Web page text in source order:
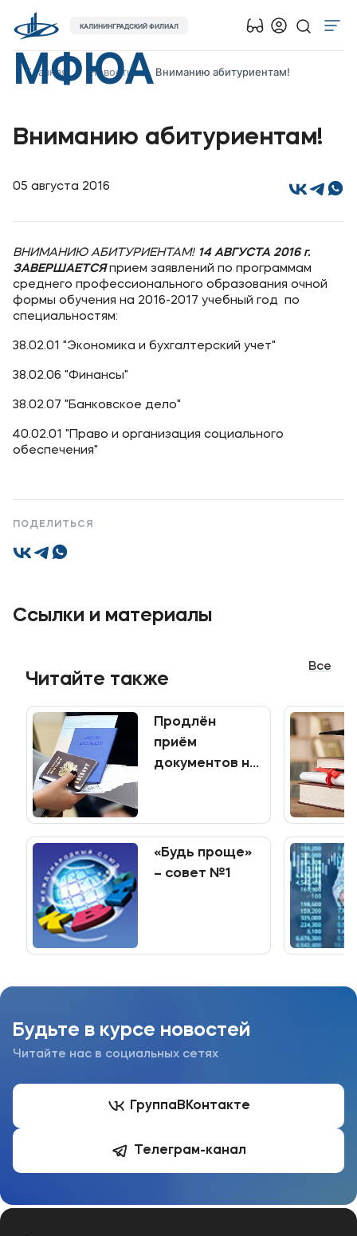
МФЮА
КАЛИНИНГРАДСКИЙ ФИЛИАЛ
Об университете
Абитуриенту
Абитуриентам
Студентам
Выпускникам
Высшее образование
Объявления
Контакты
Приемная комиссия
+7 (495) 221-10-01
+7 (800) 200-80-66
Полезное
Об образовательной организации
Банковские реквизиты
Мы в соцсетях
Подобрать программу
Главная Новости Вниманию абитуриентам!
Вниманию абитуриентам!
05 августа 2016
ВНИМАНИЮ АБИТУРИЕНТАМ! 14 АВГУСТА 2016 г.
ЗАВЕРШАЕТСЯ прием заявлений по программам
среднего профессионального образования очной
формы обучения на 2016-2017 учебный год по
специальностям:
38.02.01 "Экономика и бухгалтерский учет"
38.02.06 "Финансы"
38.02.07 "Банковское дело"
40.02.01 "Право и организация социального
обеспечения"
ПОДЕЛИТЬСЯ
Ссылки и материалы
Читайте также
Все
Продлён
приём
документов на
профессионального
образования
«Будь проще»
– совет №1
Будьте в курсе новостей
Читайте нас в социальных сетях
Группа ВКонтакте
Телеграм-канал